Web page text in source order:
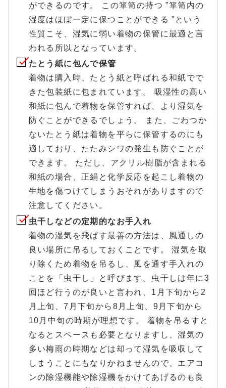
ができるのです。 この箪笥の持つ ”箪笥内の
湿度はほぼ一定に保つことができる ”という
性質こそ、湿気に弱い着物の保管に最適と言
われる所以となっています。
たとう紙に包んで保管
着物は購入時、たとう紙と呼ばれる和紙でで
きた包装紙に包まれています。 吸湿性の高い
和紙に包んで着物を保管すれば、より湿気を
防ぐことができるでしょう。 また、ごわつか
ないたとう紙は着物を平らに保管するのにも
適しており、たたみシワの発生も防ぐことが
できます。 ただし、アクリル樹脂が含まれる
和紙の場合、正絹と化学反応を起こし着物の
生地を傷つけてしまうおそれがありますので
注意してください。
虫干しなどの定期的なお手入れ
着物の湿気を飛ばす最善の方法は、風通しの
良い場所に吊るしておくことです。 湿気を取
り除くため着物を吊るし、風を通す手入れの
ことを「虫干し」と呼びます。虫干しは年に3
回ほど行うのが良いと言われ、1月下旬から2
月上旬、7月下旬から8月上旬、9月下旬から
10月中旬の時期が理想です。 着物を吊るすと
なるとスペースも必要となりますし、湿気の
多い梅雨の時期などは却って湿気を吸収して
しまうことにもなりかねませんので、エアコ
ンの除湿機能や除湿機をかけてあげるのも良